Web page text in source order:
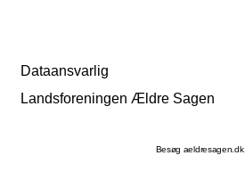
Dataansvarlig
Landsforeningen Ældre Sagen
Besøg aeldresagen.dk